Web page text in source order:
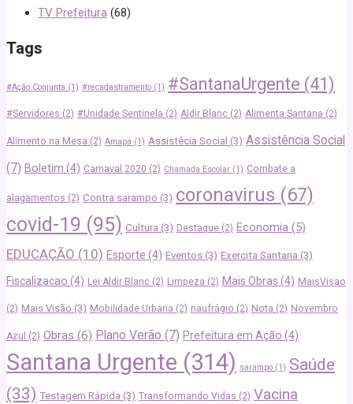
TV Prefeitura (68)
Tags
#Ação Conjunta (1) #recadastramento (1) #SantanaUrgente (41)
#Servidores (2) #Unidade Sentinela (2) Aldir Blanc (2) Alimenta Santana (2)
Alimento na Mesa (2) Amapá (1) Assistêcia Social (3) Assistência Social
(7) Boletim (4) Carnaval 2020 (2) Chamada Escolar (1) Combate a
alagamentos (2) Contra sarampo (3) coronavirus (67)
covid-19 (95) Cultura (3) Destaque (2) Economia (5)
EDUCAÇÃO (10) Esporte (4) Eventos (3) Exercita Santana (3)
Fiscalizacao (4) Lei Aldir Blanc (2) Limpeza (2) Mais Obras (4) MaisVisao
(2) Mais Visão (3) Mobilidade Urbana (2) naufrágio (2) Nota (2) Novembro
Azul (2) Obras (6) Plano Verão (7) Prefeitura em Ação (4)
Santana Urgente (314) sarampo (1) Saúde
(33) Testagem Rápida (3) Transformando Vidas (2) Vacina